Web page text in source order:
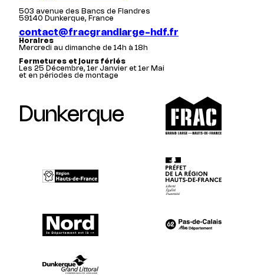
503 avenue des Bancs de Flandres
59140 Dunkerque, France
contact@fracgrandlarge-hdf.fr
Horaires
Mercredi au dimanche de 14h à 18h
Fermetures et jours fériés
Les 25 Décembre, 1er Janvier et 1er Mai
et en périodes de montage
Dunkerque